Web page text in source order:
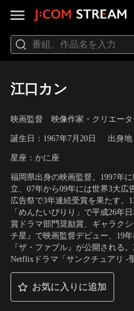
江口カン
映画監督 映像作家・クリエータ
誕生日：1967年7月20日 出身
星座：かに座
福岡県出身の映画監督。1997年
立、07年から09年には世界3大広
広告祭で3年連続受賞を果たす。
「めんたいぴりり」で平成26年
賞ドラマ部門奨励賞、ギャラク
チ星』で映画監督デビュー、19
『ザ・ファブル』が公開される
Netflixドラマ「サンクチュアリ -
お気に入りに追加